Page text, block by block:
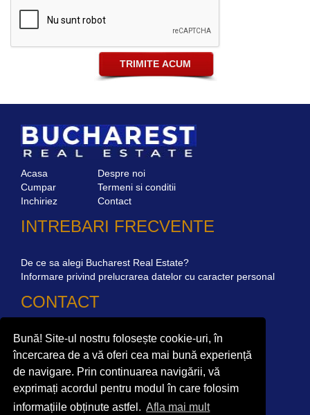
Bună! Site-ul nostru folosește cookie-uri, în
încercarea de a vă oferi cea mai bună experiență
de navigare. Prin continuarea navigării, vă
exprimați acordul pentru modul în care folosim
informațiile obținute astfel. Afla mai mult
Acasa
Cumpar
Inchiriez
Despre noi
Termeni si conditii
Contact
INTREBARI FRECVENTE
De ce sa alegi Bucharest Real Estate?
Informare privind prelucrarea datelor cu caracter personal
CONTACT
Str. Mircea Eliade 16, Voluntari077190
Giuseppe Garibaldi nr.1, parter, Bucuresti
+40.722 224 654